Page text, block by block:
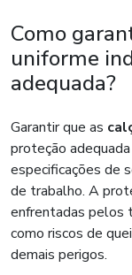
Como
uniforme
adequada?
Garantir que as
proteção
especificações de
de trabalho. A
enfrentadas pelos
como riscos de
demais perigos.